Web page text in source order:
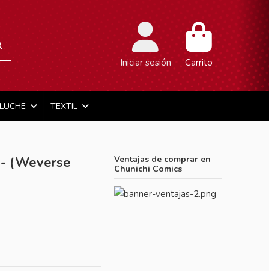
Iniciar sesión Carrito
TEXTIL
(Weverse
Ventajas de comprar en
Chunichi Comics